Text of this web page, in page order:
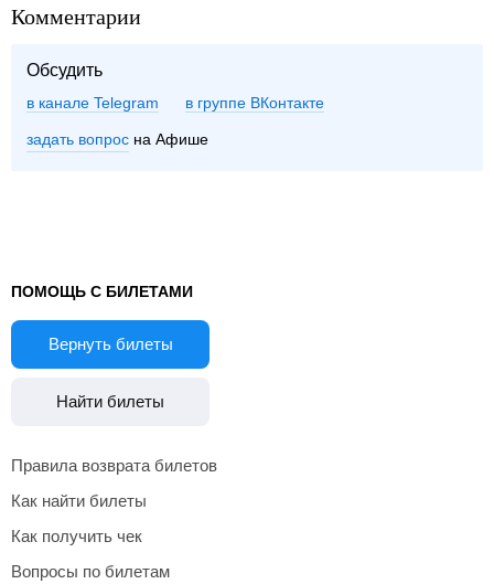
Комментарии
Обсудить
в канале Telegram группе ВКонтакте
задать вопрос на Афише
ПОМОЩЬ С БИЛЕТАМИ
Вернуть билеты
Найти билеты
Правила возврата билетов
Как найти билеты
Как получить чек
Вопросы по билетам